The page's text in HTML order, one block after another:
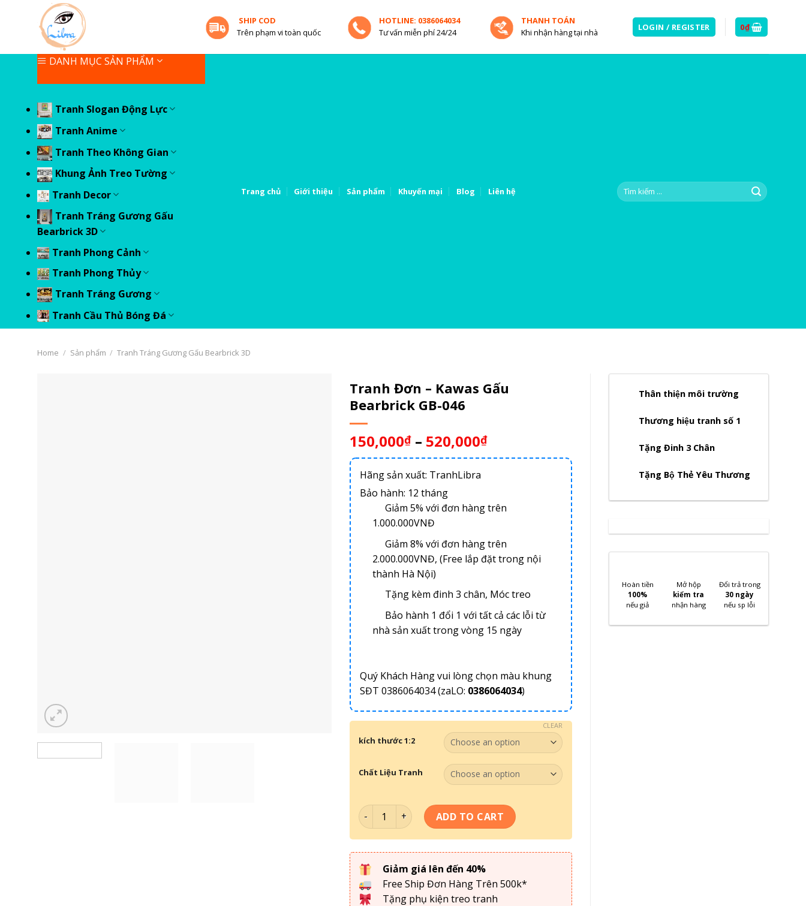
SHIP COD
Trên phạm vi toàn quốc
HOTLINE: 0386064034
Tư vấn miễn phí 24/24
THANH TOÁN
Khi nhận hàng tại nhà
LOGIN / REGISTER 0₫
DANH MỤC SẢN PHẨM
Tranh Slogan Động Lực
Tranh Anime
Tranh Theo Không Gian
Khung Ảnh Treo Tường
Tranh Decor
Tranh Tráng Gương Gấu
Bearbrick 3D
Tranh Phong Cảnh
Tranh Phong Thủy
Tranh Tráng Gương
Tranh Cầu Thủ Bóng Đá
Trang chủ Giới thiệu Sản phẩm Khuyến mại Blog Liên hệ
Search
for:
Home / Sản phẩm / Tranh Tráng Gương Gấu Bearbrick 3D
Tranh Đơn – Kawas Gấu
Bearbrick GB-046
150,000₫– 520,000₫
Hãng sản xuất: TranhLibra
Bảo hành: 12 tháng
Giảm 5% với đơn hàng trên
1.000.000VNĐ
Giảm 8% với đơn hàng trên
2.000.000VNĐ, (Free lắp đặt trong nội
thành Hà Nội)
Tặng kèm đinh 3 chân, Móc treo
Bảo hành 1 đổi 1 với tất cả các lỗi từ
nhà sản xuất trong vòng 15 ngày
Quý Khách Hàng vui lòng chọn màu khung
SĐT 0386064034 (zaLO: 0386064034)
kích thước 1:2
Chất Liệu Tranh
CLEAR
Tranh Đơn - Kawas Gấu Bearbrick GB-046 quantity
ADD TO CART
Giảm giá lên đến 40%
Free Ship Đơn Hàng Trên 500k*
Tặng phụ kiện treo tranh
Thân thiện môi trường
Thương hiệu tranh số 1
Tặng Đinh 3 Chân
Tặng Bộ Thẻ Yêu Thương
Hoàn tiền
100%
nếu giả
Mở hộp
kiểm tra
nhận hàng
Đổi trả trong
30 ngày
nếu sp lỗi